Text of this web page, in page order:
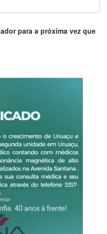
para a próxima vez que